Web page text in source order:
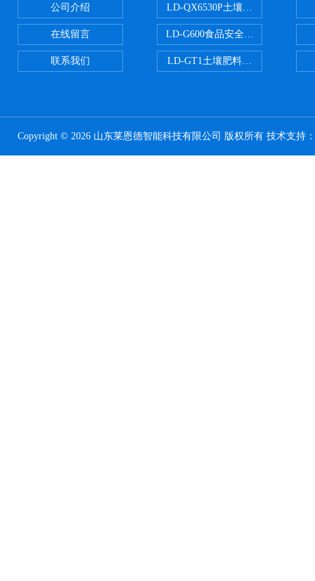
公司介绍
在线留言
联系我们
LD-QX6530P土壤氧化还原电位检
LD-G600食品安全检测仪
LD-GT1土壤肥料养分检测仪
Copyright © 2026 山东莱恩德智能科技有限公司 版权所有 技术支持：